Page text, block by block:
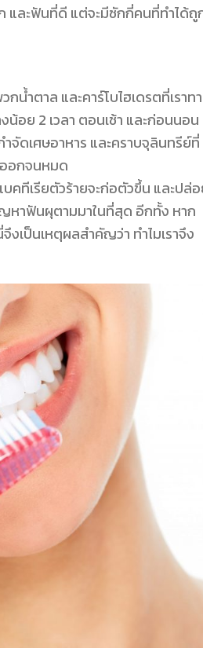
และฟันที่ดี แต่จะมีซักกี่คนที่ทำได้ถู
น้ำตาล และคาร์โบไฮเดรตที่เราท
น้อย 2 เวลา ตอนเช้า และก่อนนอน
จัดเศษอาหาร และคราบจุลินทรีย์ที่
ออกจนหมด
คทีเรียตัวร้ายจะก่อตัวขึ้น และปล่
หาฟันผุตามมาในที่สุด อีกทั้ง หาก
เป็นเหตุผลสำคัญว่า ทำไมเราจึง